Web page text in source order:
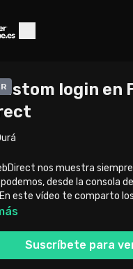
login en
nos muestra
desde la consola
este vídeo te comparto
que seas tú quien decida
navegador web.
Suscríbete para